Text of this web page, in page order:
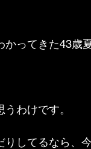
かってきた43
わけです。
してるなら、